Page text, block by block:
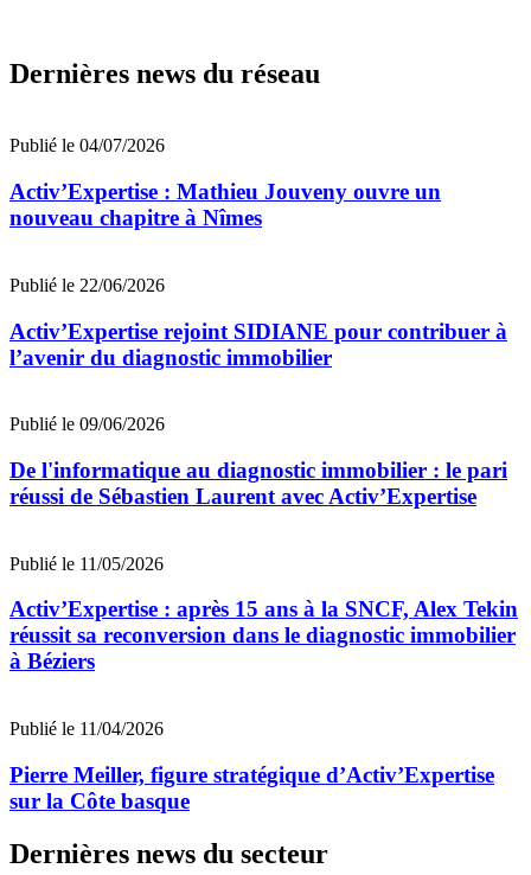
Dernières news du réseau
Publié le 04/07/2026
Activ’Expertise : Mathieu Jouveny ouvre un
nouveau chapitre à Nîmes
Publié le 22/06/2026
Activ’Expertise rejoint SIDIANE pour contribuer à
l’avenir du diagnostic immobilier
Publié le 09/06/2026
De l'informatique au diagnostic immobilier : le pari
réussi de Sébastien Laurent avec Activ’Expertise
Publié le 11/05/2026
Activ’Expertise : après 15 ans à la SNCF, Alex Tekin
réussit sa reconversion dans le diagnostic immobilier
à Béziers
Publié le 11/04/2026
Pierre Meiller, figure stratégique d’Activ’Expertise
sur la Côte basque
Dernières news du secteur